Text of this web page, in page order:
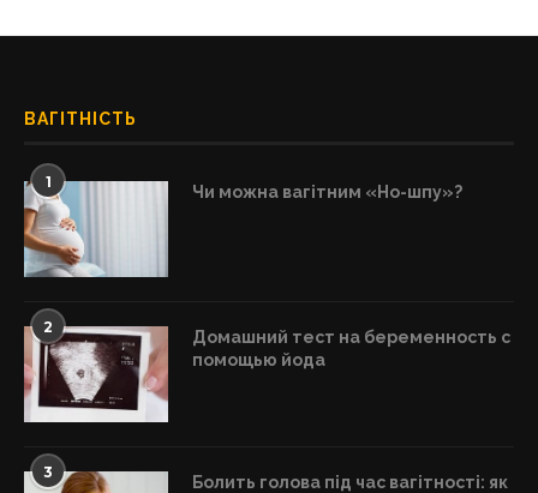
ВАГІТНІСТЬ
1 Чи можна вагітним «Но-шпу»?
2
Домашний тест на беременность с
помощью йода
3
Болить голова під час вагітності: як